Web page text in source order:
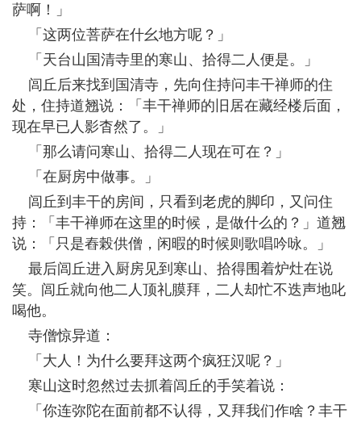
萨啊！」
「这两位菩萨在什幺地方呢？」
「天台山国清寺里的寒山、拾得二人便是。」
闾丘后来找到国清寺，先向住持问丰干禅师的住
处，住持道翘说：「丰干禅师的旧居在藏经楼后面，
现在早已人影杳然了。」
「那么请问寒山、拾得二人现在可在？」
「在厨房中做事。」
闾丘到丰干的房间，只看到老虎的脚印，又问住
持：「丰干禅师在这里的时候，是做什么的？」道翘
说：「只是舂榖供僧，闲暇的时候则歌唱吟咏。」
最后闾丘进入厨房见到寒山、拾得围着炉灶在说
笑。闾丘就向他二人顶礼膜拜，二人却忙不迭声地叱
喝他。
寺僧惊异道：
「大人！为什么要拜这两个疯狂汉呢？」
寒山这时忽然过去抓着闾丘的手笑着说：
「你连弥陀在面前都不认得，又拜我们作啥？丰干